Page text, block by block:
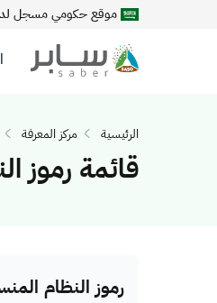
موقع حكومي مسجل لدى
الرئيسية مركز المعرفة
قائمة رموز
رموز النظام